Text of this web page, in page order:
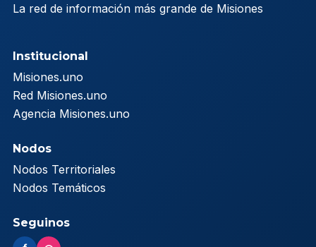
La red de información más grande de Misiones
Institucional
Misiones.uno
Red Misiones.uno
Agencia Misiones.uno
Nodos
Nodos Territoriales
Nodos Temáticos
Seguinos